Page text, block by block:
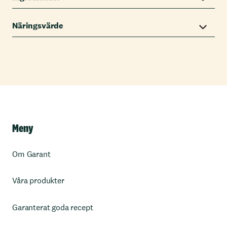
Näringsvärde
Meny
Om Garant
Våra produkter
Garanterat goda recept